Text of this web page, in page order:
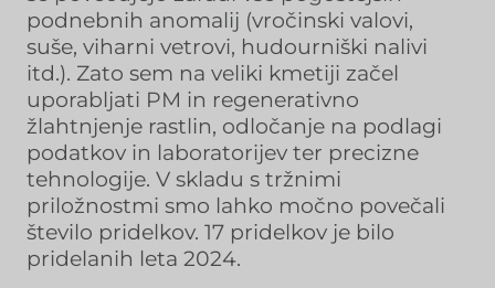
podnebnih anomalij (vročinski valovi,
suše, viharni vetrovi, hudourniški nalivi
itd.). Zato sem na veliki kmetiji začel
uporabljati PM in regenerativno
žlahtnjenje rastlin, odločanje na podlagi
podatkov in laboratorijev ter precizne
tehnologije. V skladu s tržnimi
priložnostmi smo lahko močno povečali
število pridelkov. 17 pridelkov je bilo
pridelanih leta 2024.